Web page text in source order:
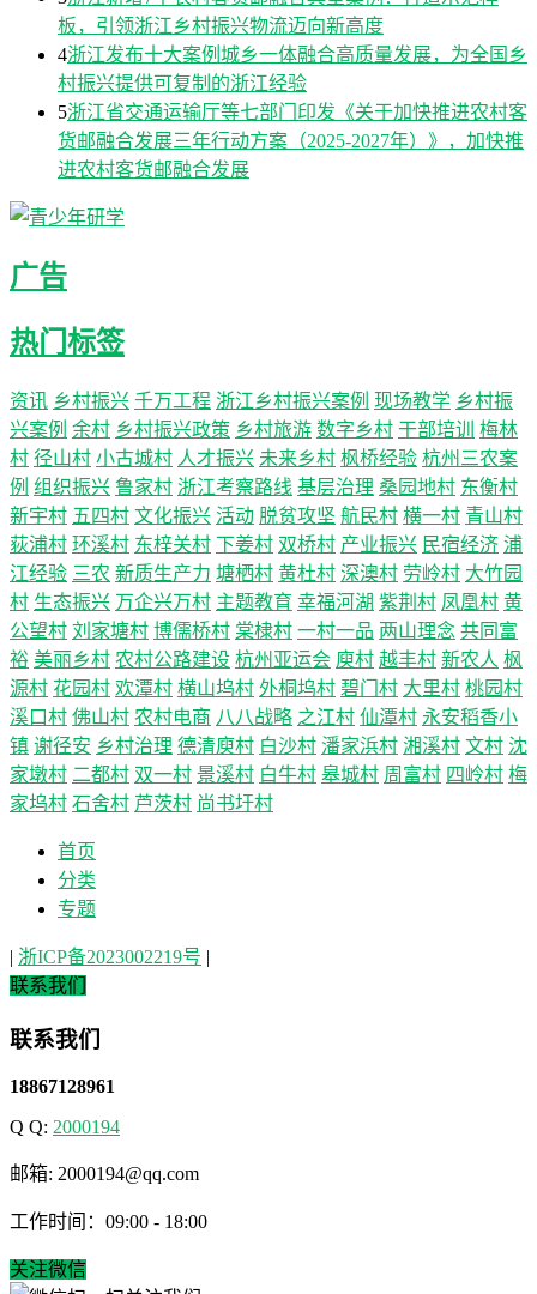
板，引领浙江乡村振兴物流迈向新高度
4浙江发布十大案例城乡一体融合高质量发展，为全国乡
村振兴提供可复制的浙江经验
5浙江省交通运输厅等七部门印发《关于加快推进农村客
货邮融合发展三年行动方案（2025-2027年）》，加快推
进农村客货邮融合发展
广告
热门标签
资讯 乡村振兴 千万工程 浙江乡村振兴案例 现场教学 乡村振
兴案例 余村 乡村振兴政策 乡村旅游 数字乡村 干部培训
梅林
村 径山村 小古城村 人才振兴 未来乡村 枫桥经验 杭州三农案
例 组织振兴 鲁家村 浙江考察路线 基层治理 桑园地村 东衡村
新宇村 五四村 文化振兴 活动 脱贫攻坚 航民村 横一村 青山村
荻浦村 环溪村 东梓关村 下姜村 双桥村 产业振兴 民宿经济 浦
江经验 三农 新质生产力 塘栖村 黄杜村 深澳村 劳岭村 大竹园
村 生态振兴 万企兴万村 主题教育 幸福河湖 紫荆村 凤凰村 黄
公望村 刘家塘村 博儒桥村 棠棣村 一村一品 两山理念 共同富
裕 美丽乡村 农村公路建设 杭州亚运会 庾村 越丰村 新农人 枫
源村 花园村 欢潭村 横山坞村 外桐坞村 碧门村 大里村 桃园村
溪口村 佛山村 农村电商 八八战略 之江村 仙潭村 永安稻香小
镇 谢径安 乡村治理 德清庾村 白沙村 潘家浜村 湘溪村 文村 沈
家墩村 二都村 双一村 景溪村 白牛村 皋城村 周富村 四岭村 梅
家坞村 石舍村 芦茨村 尚书圩村
首页
分类
专题
| 浙ICP备2023002219号 |
联系我们
联系我们
18867128961
Q Q: 2000194
邮箱: 2000194@qq.com
工作时间：09:00 - 18:00
关注微信